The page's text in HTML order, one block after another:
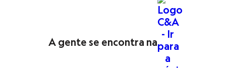
Real TechniquesA gente se encontra na